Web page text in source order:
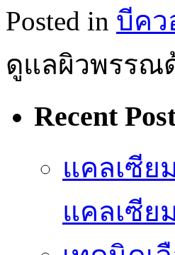
Posted in บีคว
ดูแลผิวพรรณ
Recent
แคลเซีย
แคลเซียม